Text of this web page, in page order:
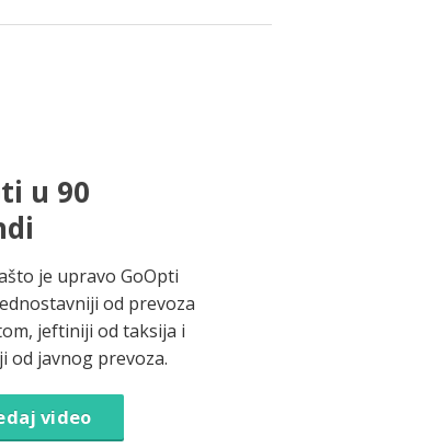
u 90
je upravo GoOpti
od prevoza
jeftiniji od taksija i
od javnog prevoza.
video